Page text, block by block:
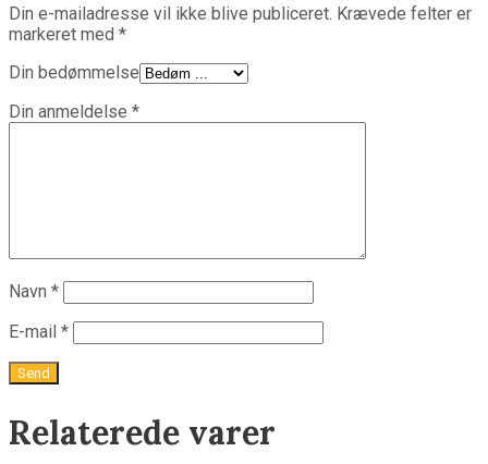
Din e-mailadresse vil ikke blive publiceret. Krævede felter er
markeret med *
Din bedømmelse
Din anmeldelse *
Navn *
E-mail *
Relaterede varer